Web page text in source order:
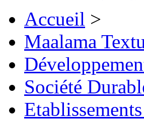
Accueil >
Maalama
Société